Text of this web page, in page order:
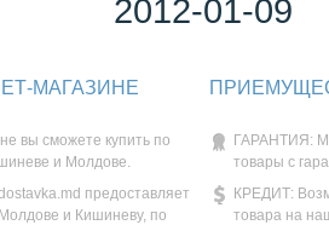
2012-01-09
МАГАЗИНЕ
вы сможете купить по
и Молдове.
предоставляет
и Кишиневу, по
ГАРАНТИЯ:
товары с
КРЕДИТ:
товара на